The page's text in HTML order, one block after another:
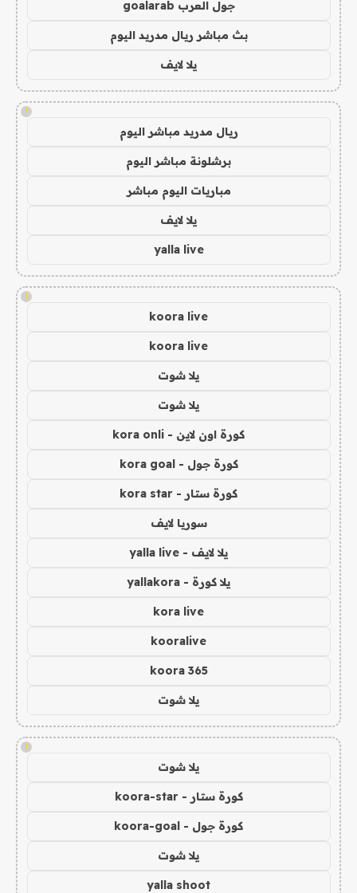
جول العرب goalarab
بث مباشر ريال مدريد اليوم
يلا لايف
!
ريال مدريد مباشر اليوم
برشلونة مباشر اليوم
مباريات اليوم مباشر
يلا لايف
yalla live
!
koora live
koora live
يلا شوت
يلا شوت
كورة اون لاين - kora onli
كورة جول - kora goal
كورة ستار - kora star
سوريا لايف
يلا لايف - yalla live
يلا كورة - yallakora
kora live
kooralive
koora 365
يلا شوت
!
يلا شوت
كورة ستار - koora-star
كورة جول - koora-goal
يلا شوت
yalla shoot